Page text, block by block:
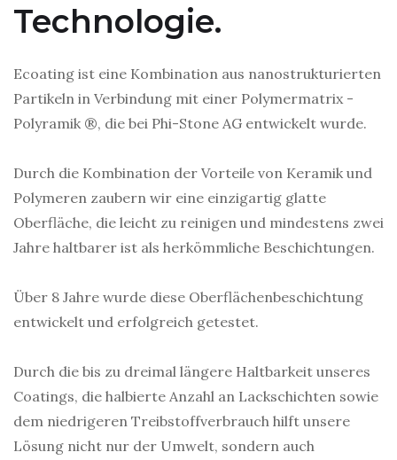
Technologie.
Ecoating ist eine Kombination aus nanostrukturierten
Partikeln in Verbindung mit einer Polymermatrix -
Polyramik ®, die bei Phi-Stone AG entwickelt wurde.
Durch die Kombination der Vorteile von Keramik und
Polymeren zaubern wir eine einzigartig glatte
Oberfläche, die leicht zu reinigen und mindestens zwei
Jahre haltbarer ist als herkömmliche Beschichtungen.
Über 8 Jahre wurde diese Oberflächenbeschichtung
entwickelt und erfolgreich getestet.
Durch die bis zu dreimal längere Haltbarkeit unseres
Coatings, die halbierte Anzahl an Lackschichten sowie
dem niedrigeren Treibstoffverbrauch hilft unsere
Lösung nicht nur der Umwelt, sondern auch